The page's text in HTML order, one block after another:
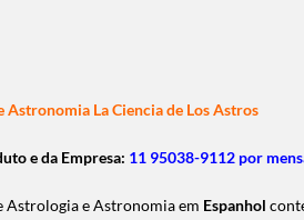
Astronomia La Ciencia de Los Astros
e da Empresa: 11 95038-9112 por
Astrologia e Astronomia em Espanhol c